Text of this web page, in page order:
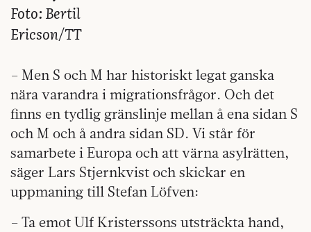
Foto: Bertil
Ericson/TT
– Men S och M har historiskt legat ganska
nära varandra i migrationsfrågor. Och det
finns en tydlig gränslinje mellan å ena sidan S
och M och å andra sidan SD. Vi står för
samarbete i Europa och att värna asylrätten,
säger Lars Stjernkvist och skickar en
uppmaning till Stefan Löfven:
– Ta emot Ulf Kristerssons utsträckta hand,